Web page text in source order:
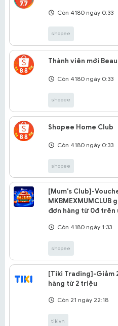
Còn 4180 ngày 0:33
shopee
Thành viên mới
Còn 4180 ngày 0:33
shopee
Shopee Home Club
Còn 4180 ngày 0:33
shopee
[Mum's Club]-
MKBMEXMUMCLUB
đơn hàng từ 0đ trên
Còn 4180 ngày 1:33
shopee
[Tiki Trading]-Giảm
hàng từ 2 triệu
Còn 21 ngày 22:18
tikivn